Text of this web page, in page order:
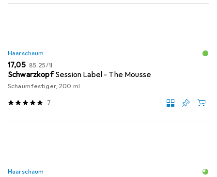
Haarschaum
EUR
17,05 EUR
85,25/1l
Schwarzkopf Session Label - The Mousse
Schaumfestiger, 200 ml
7
Haarschaum